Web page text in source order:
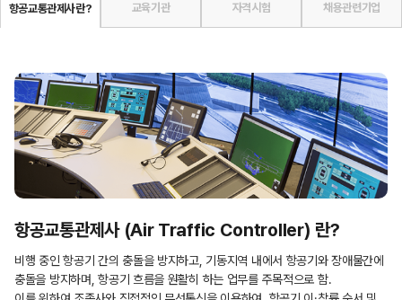
항공교통관제사란? 교육기관 자격시험 채용관련기업
항공교통관제사 (Air Traffic Controller) 란?
비행 중인 항공기 간의 충돌을 방지하고, 기동지역 내에서 항공기와 장애물간에
충돌을 방지하며, 항공기 흐름을 원활히 하는 업무를 주목적으로 함.